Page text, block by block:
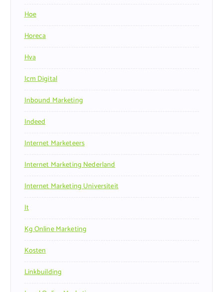
Hoe
Horeca
Hva
Icm Digital
Inbound Marketing
Indeed
Internet Marketeers
Internet Marketing Nederland
Internet Marketing Universiteit
It
Kg Online Marketing
Kosten
Linkbuilding